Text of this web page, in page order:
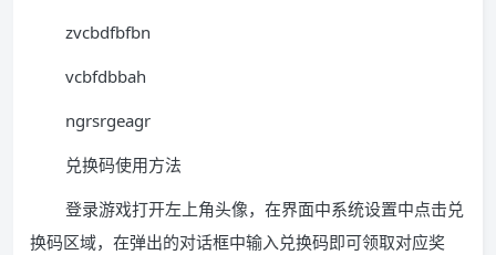
zvcbdfbfbn
vcbfdbbah
ngrsrgeagr
兑换码使用方法
登录游戏打开左上角头像，在界面中系统设置中点击兑
换码区域，在弹出的对话框中输入兑换码即可领取对应奖